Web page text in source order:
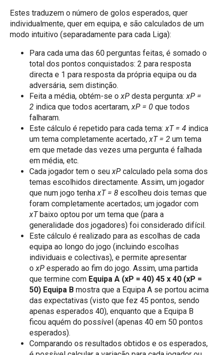
Estes traduzem o número de golos esperados, quer
individualmente, quer em equipa, e são calculados de um
modo intuitivo (separadamente para cada Liga):
Para cada uma das 60 perguntas feitas, é somado o
total dos pontos conquistados: 2 para resposta
directa e 1 para resposta da própria equipa ou da
adversária, sem distinção.
Feita a média, obtém-se oxP desta pergunta:xP =
2 indica que todos acertaram,xP = 0 que todos
falharam.
Este cálculo é repetido para cada tema:xT = 4 indica
um tema completamente acertado,xT = 2 um tema
em que metade das vezes uma pergunta é falhada
em média, etc.
Cada jogador tem o seuxP calculado pela soma dos
temas escolhidos directamente. Assim, um jogador
que num jogo tenhaxT = 8 escolheu dois temas que
foram completamente acertados; um jogador com
xT baixo optou por um tema que (para a
generalidade dos jogadores) foi considerado difícil.
Este cálculo é realizado para as escolhas de cada
equipa ao longo do jogo (incluindo escolhas
individuais e colectivas), e permite apresentar
oxP esperado ao fim do jogo. Assim, uma partida
que termine com Equipa A (xP = 40) 45 x 40 (xP =
50) Equipa B mostra que a Equipa A se portou acima
das expectativas (visto que fez 45 pontos, sendo
apenas esperados 40), enquanto que a Equipa B
ficou aquém do possível (apenas 40 em 50 pontos
esperados).
Comparando os resultados obtidos e os esperados,